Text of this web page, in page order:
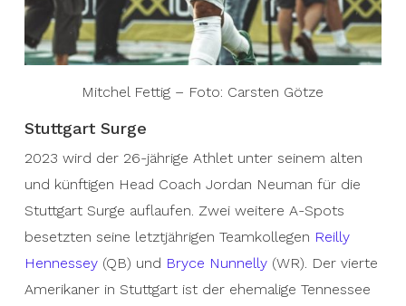
Mitchel Fettig – Foto: Carsten Götze
Stuttgart Surge
2023 wird der 26-jährige Athlet unter seinem alten
und künftigen Head Coach Jordan Neuman für die
Stuttgart Surge auflaufen. Zwei weitere A-Spots
besetzten seine letztjährigen Teamkollegen Reilly
Hennessey(QB) und Bryce Nunnelly(WR). Der vierte
Amerikaner in Stuttgart ist der ehemalige Tennessee